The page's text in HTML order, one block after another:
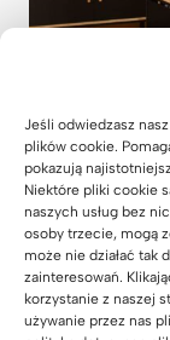
Jeśli odwiedzasz
plików cookie.
pokazują
Niektóre pliki cookie
naszych usług bez
osoby trzecie, mogą
może nie działać tak
zainteresowań.
korzystanie z naszej
używanie przez nas